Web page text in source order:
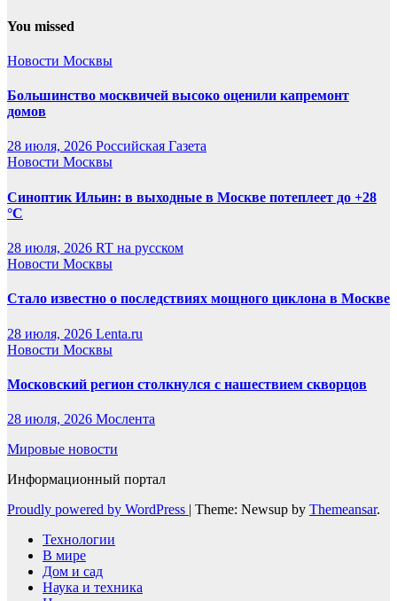
You missed
Новости Москвы
Большинство москвичей высоко оценили капремонт
домов
28 июля, 2026 Российская Газета
Новости Москвы
Синоптик Ильин: в выходные в Москве потеплеет до +28
°C
28 июля, 2026 RT на русском
Новости Москвы
Стало известно о последствиях мощного циклона в Москве
28 июля, 2026 Lenta.ru
Новости Москвы
Московский регион столкнулся с нашествием скворцов
28 июля, 2026 Мослента
Мировые новости
Информационный портал
Proudly powered by WordPress | Theme: Newsup by Themeansar.
Технологии
В мире
Дом и сад
Наука и техника